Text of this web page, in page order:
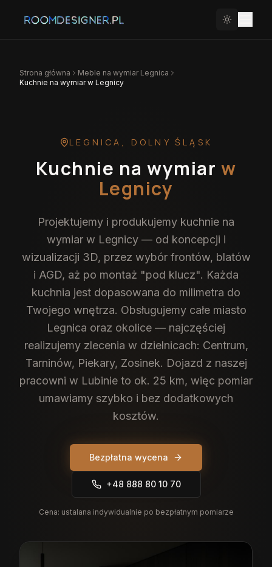
Strona główna Meble na wymiar Legnica
Kuchnie na wymiar w Legnicy
LEGNICA , DOLNY ŚLĄSK
Kuchnie na wymiar w
Legnicy
Projektujemy i produkujemy kuchnie na
wymiar w Legnicy — od koncepcji i
wizualizacji 3D, przez wybór frontów, blatów
i AGD, aż po montaż "pod klucz". Każda
kuchnia jest dopasowana do milimetra do
Twojego wnętrza. Obsługujemy całe miasto
Legnica oraz okolice — najczęściej
realizujemy zlecenia w dzielnicach: Centrum,
Tarninów, Piekary, Zosinek. Dojazd z naszej
pracowni w Lubinie to ok. 25 km, więc pomiar
umawiamy szybko i bez dodatkowych
kosztów.
Bezpłatna wycena
+48 888 80 10 70
Cena: ustalana indywidualnie po bezpłatnym pomiarze